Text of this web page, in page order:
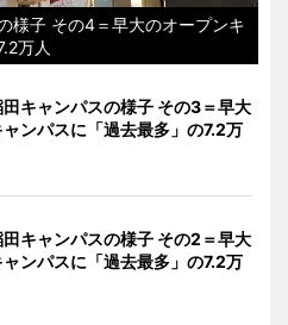
様子 その4＝早大のオープンキ
万人
キャンパスの様子 その3＝早大
ンパスに「過去最多」の7.2万
キャンパスの様子 その2＝早大
ンパスに「過去最多」の7.2万